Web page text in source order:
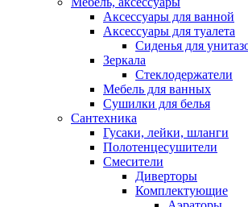
Аксессуары для ванной
Аксессуары для туалета
Сиденья для
Зеркала
Стеклодержатели
Мебель для ванных
Сушилки для белья
Сантехника
Гусаки, лейки, шланги
Полотенцесушители
Смесители
Диверторы
Комплектующие